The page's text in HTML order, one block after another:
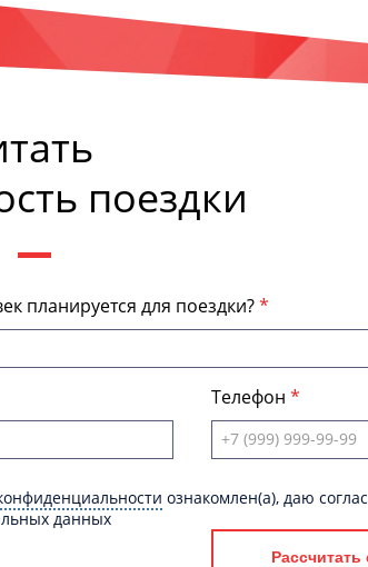
поездки
планируется для поездки?
Телефон
ознакомлен(а), даю
данных
Рассчитать